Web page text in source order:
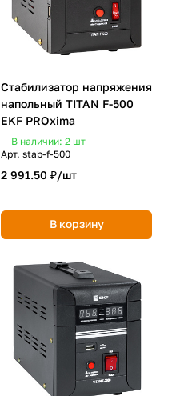
Стабилизатор напряжения
напольный TITAN F-500
EKF PROxima
В наличии: 2 шт
Арт. stab-f-500
2 991.50 ₽/шт
В корзину